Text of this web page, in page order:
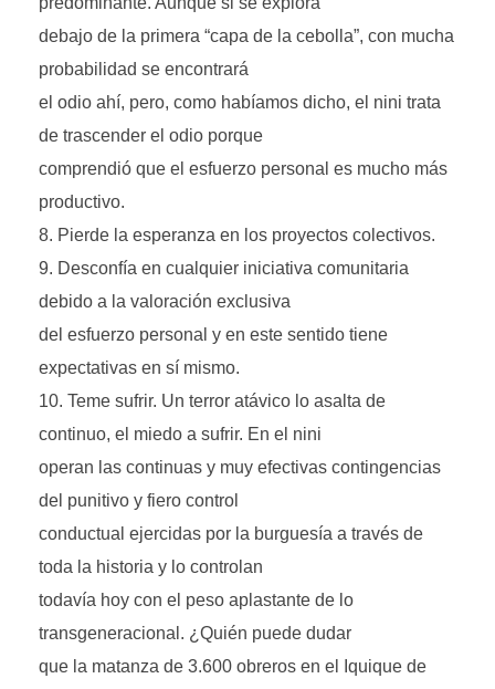
debajo de la primera “capa de la cebolla”, con mucha
probabilidad se encontrará
el odio ahí, pero, como habíamos dicho, el nini trata
de trascender el odio porque
comprendió que el esfuerzo personal es mucho más
productivo.
Pierde la esperanza en los proyectos colectivos.
Desconfía en cualquier iniciativa comunitaria
debido a la valoración exclusiva
del esfuerzo personal y en este sentido tiene
expectativas en sí mismo.
Teme sufrir. Un terror atávico lo asalta de
continuo, el miedo a sufrir. En el nini
operan las continuas y muy efectivas contingencias
del punitivo y fiero control
conductual ejercidas por la burguesía a través de
toda la historia y lo controlan
todavía hoy con el peso aplastante de lo
transgeneracional. ¿Quién puede dudar
que la matanza de 3.600 obreros en el Iquique de